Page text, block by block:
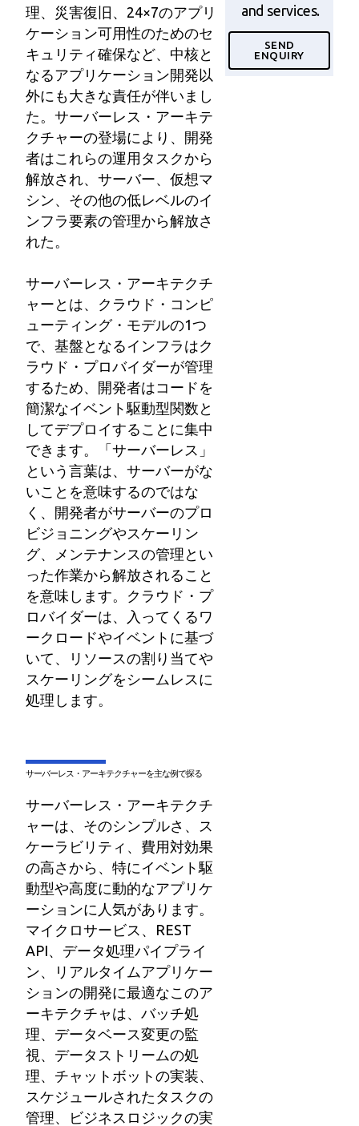
理、災害復旧、24×7のアプリ
ケーション可用性のためのセ
キュリティ確保など、中核と
なるアプリケーション開発以
外にも大きな責任が伴いまし
た。サーバーレス・アーキテ
クチャーの登場により、開発
者はこれらの運用タスクから
解放され、サーバー、仮想マ
シン、その他の低レベルのイ
ンフラ要素の管理から解放さ
れた。
サーバーレス・アーキテクチ
ャーとは、クラウド・コンピ
ューティング・モデルの1つ
で、基盤となるインフラはク
ラウド・プロバイダーが管理
するため、開発者はコードを
簡潔なイベント駆動型関数と
してデプロイすることに集中
できます。「サーバーレス」
という言葉は、サーバーがな
いことを意味するのではな
く、開発者がサーバーのプロ
ビジョニングやスケーリン
グ、メンテナンスの管理とい
った作業から解放されること
を意味します。クラウド・プ
ロバイダーは、入ってくるワ
ークロードやイベントに基づ
いて、リソースの割り当てや
スケーリングをシームレスに
処理します。
サーバーレス・アーキテクチャーを主な例で探る
サーバーレス・アーキテクチ
ャーは、そのシンプルさ、ス
ケーラビリティ、費用対効果
の高さから、特にイベント駆
動型や高度に動的なアプリケ
ーションに人気があります。
マイクロサービス、REST
API、データ処理パイプライ
ン、リアルタイムアプリケー
ションの開発に最適なこのア
ーキテクチャは、バッチ処
理、データベース変更の監
視、データストリームの処
理、チャットボットの実装、
スケジュールされたタスクの
管理、ビジネスロジックの実
and services.
SEND
ENQUIRY